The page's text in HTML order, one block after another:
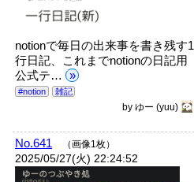
notionで毎日の出来事を書き残す1
行日記、これまでnotionの日記用
公式テ… »
#notion 雑記
byゆー(yuu)
No.641 （画像1枚）
2025/05/27(火) 22:24:52